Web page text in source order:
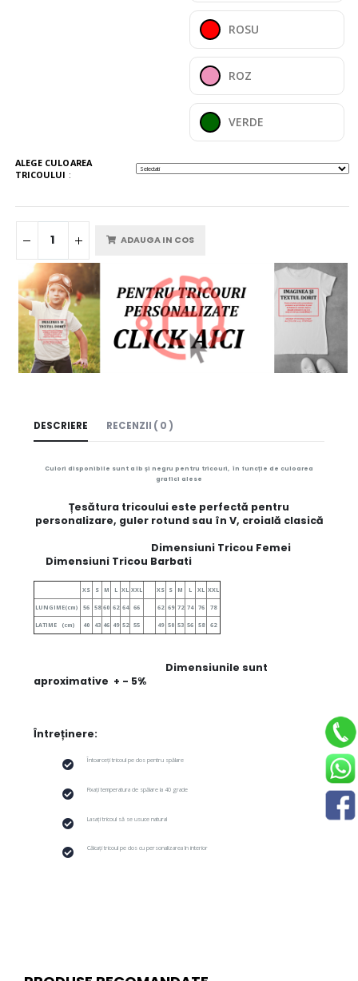
ROSU
ROZ
VERDE
ALEGE CULOAREA
TRICOULUI :
ADAUGA IN COS
DESCRIERE RECENZII ( 0 )
Culori disponibile sunt alb și negru pentru tricouri, în funcție de culoarea
grafici alese
Țesătura tricoului este perfectă pentru
personalizare, guler rotund sau în V, croială clasică
Dimensiuni Tricou Femei
Dimensiuni Tricou Barbati
XS S M L XL XXL XS S M L XL XXL
LUNGIME(cm) 56 58 60 62 64 66 62 69 72 74 76 78
LATIME (cm) 40 43 46 49 52 55 49 50 53 56 58 62
Dimensiunile sunt
aproximative + - 5%
Întreținere:
Întoarceți tricoul pe dos pentru spălare
Fixați temperatura de spălare la 40 grade
Lasați tricoul să se usuce natural
Călcați tricoul pe dos cu personalizarea în interior